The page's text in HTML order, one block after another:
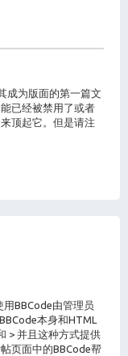
成为版面的第一篇文
已经被禁用了或者
顶起它。但是请注
BBCode由管理员
本身和HTML
> 并且这种方式提供
页面中的BBCode帮